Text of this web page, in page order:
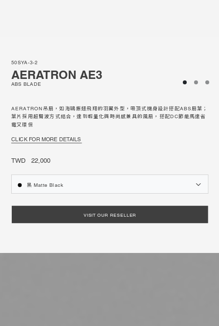
50SYA-3-2
AERATRON AE3
ABS BLADE
AERATRON吊扇，如海鷗振翅飛翔的羽翼外型，吸頂式機身設計搭配ABS扇葉；
葉片採用超聲波方式結合，達到輕量化與時尚感兼具的風扇，搭配DC節能馬達省
電又環保
CLICK FOR MORE DETAILS
TWD 22,000
黑 Matte Black
VISIT OUR RESELLER